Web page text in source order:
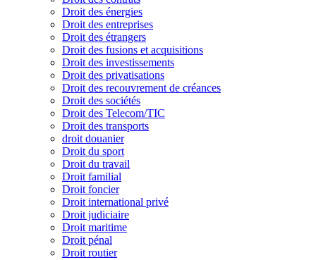
Droit des énergies
Droit des entreprises
Droit des étrangers
Droit des fusions et acquisitions
Droit des investissements
Droit des privatisations
Droit des recouvrement de créances
Droit des sociétés
Droit des Telecom/TIC
Droit des transports
droit douanier
Droit du sport
Droit du travail
Droit familial
Droit foncier
Droit international privé
Droit judiciaire
Droit maritime
Droit pénal
Droit routier